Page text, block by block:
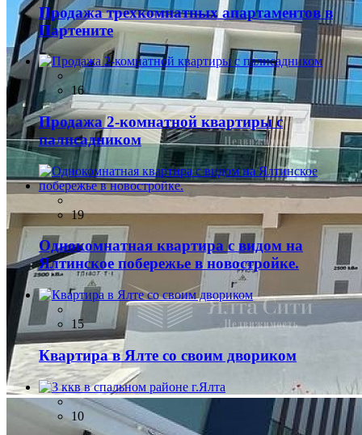
Продажа трехкомнатных апартаментов в
Партените
16
Продажа 2-комнатной квартиры с
палисадником
19
Однокомнатная квартира с видом на
Ялтинское побережье в новостройке.
15
Квартира в Ялте со своим двориком
10